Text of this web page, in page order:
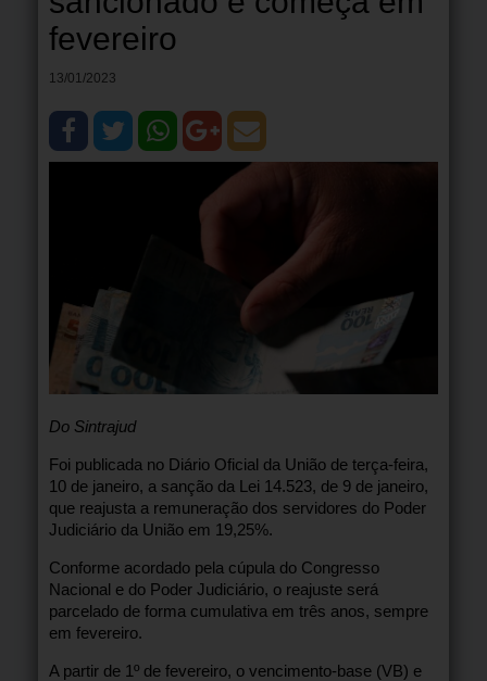
fevereiro
13/01/2023
Do Sintrajud
Foi publicada no Diário Oficial da União de terça-feira,
10 de janeiro, a sanção da Lei 14.523, de 9 de janeiro,
que reajusta a remuneração dos servidores do Poder
Judiciário da União em 19,25%.
Conforme acordado pela cúpula do Congresso
Nacional e do Poder Judiciário, o reajuste será
parcelado de forma cumulativa em três anos, sempre
em fevereiro.
A partir de 1º de fevereiro, o vencimento-base (VB) e